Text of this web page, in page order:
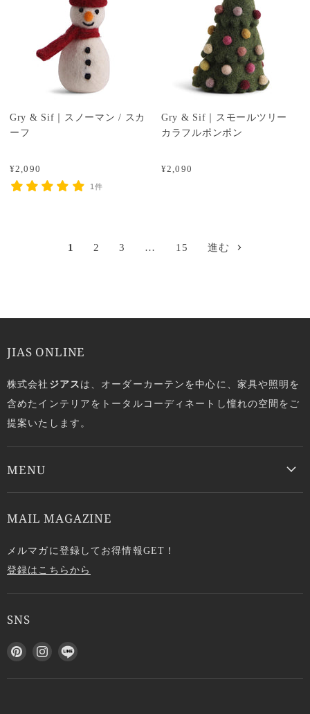
¥2,090
Gry & Sif｜スノーマン / スカ
ーフ
1件
¥2,090
Gry & Sif｜スモールツリー
カラフルポンポン
1 2 3 … 15 進む
JIAS ONLINE
株式会社 ジアスは、オーダーカーテンを中心に、家具や照明を
含めたインテリアをトータルコーディネートし憧れの空間をご
提案いたします。
MENU
MAIL MAGAZINE
メルマガに登録してお得情報GET！
登録はこちらから
SNS
P
n
I
s
L
N